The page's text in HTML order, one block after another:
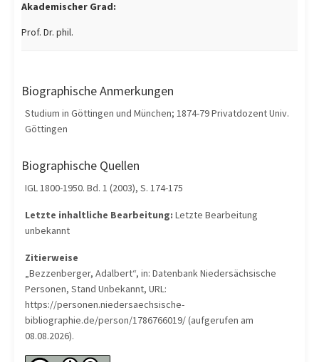
Akademischer Grad:
Prof. Dr. phil.
Biographische Anmerkungen
Studium in Göttingen und München; 1874-79 Privatdozent Univ.
Göttingen
Biographische Quellen
IGL 1800-1950. Bd. 1 (2003), S. 174-175
Letzte inhaltliche Bearbeitung: Letzte Bearbeitung
unbekannt
Zitierweise
„Bezzenberger, Adalbert“, in: Datenbank Niedersächsische
Personen, Stand Unbekannt, URL:
https://personen.niedersaechsische-
bibliographie.de/person/1786766019/ (aufgerufen am
08.08.2026).